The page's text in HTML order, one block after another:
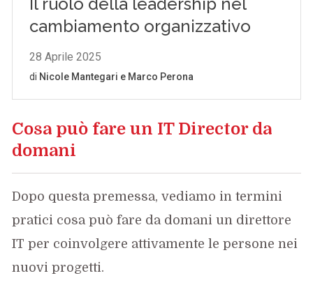
Cosa può fare un IT Director da
domani
Dopo questa premessa, vediamo in termini
pratici cosa può fare da domani un direttore
IT per coinvolgere attivamente le persone nei
nuovi progetti.